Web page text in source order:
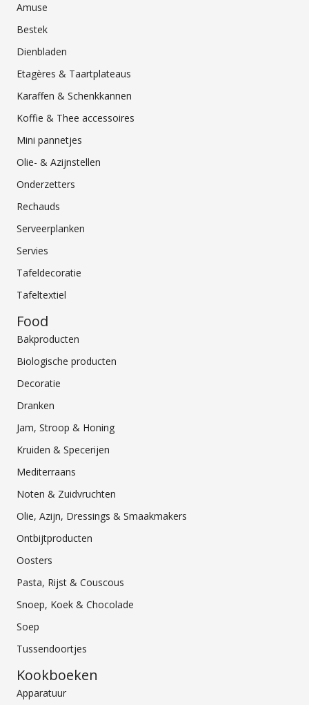
Amuse
Bestek
Dienbladen
Etagères & Taartplateaus
Karaffen & Schenkkannen
Koffie & Thee accessoires
Mini pannetjes
Olie- & Azijnstellen
Onderzetters
Rechauds
Serveerplanken
Servies
Tafeldecoratie
Tafeltextiel
Food
Bakproducten
Biologische producten
Decoratie
Dranken
Jam, Stroop & Honing
Kruiden & Specerijen
Mediterraans
Noten & Zuidvruchten
Olie, Azijn, Dressings & Smaakmakers
Ontbijtproducten
Oosters
Pasta, Rijst & Couscous
Snoep, Koek & Chocolade
Soep
Tussendoortjes
Kookboeken
Apparatuur